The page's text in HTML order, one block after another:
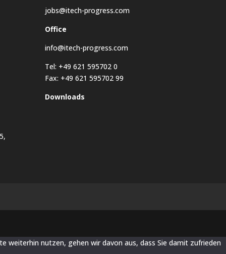
jobs@itech-progress.com
Office
info@itech-progress.com
Tel: +49 621 595702 0
Fax: +49 621 595702 99
Downloads
weiterhin nutzen, gehen wir davon aus, dass Sie damit zufrieden